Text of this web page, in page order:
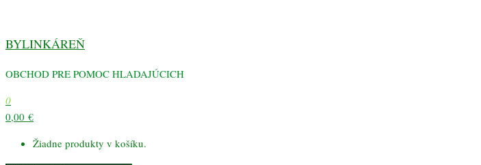
obsah
BYLINKÁREŇ
OBCHOD PRE POMOC HLADAJÚCICH
0
0,00 €
Žiadne produkty v košíku.